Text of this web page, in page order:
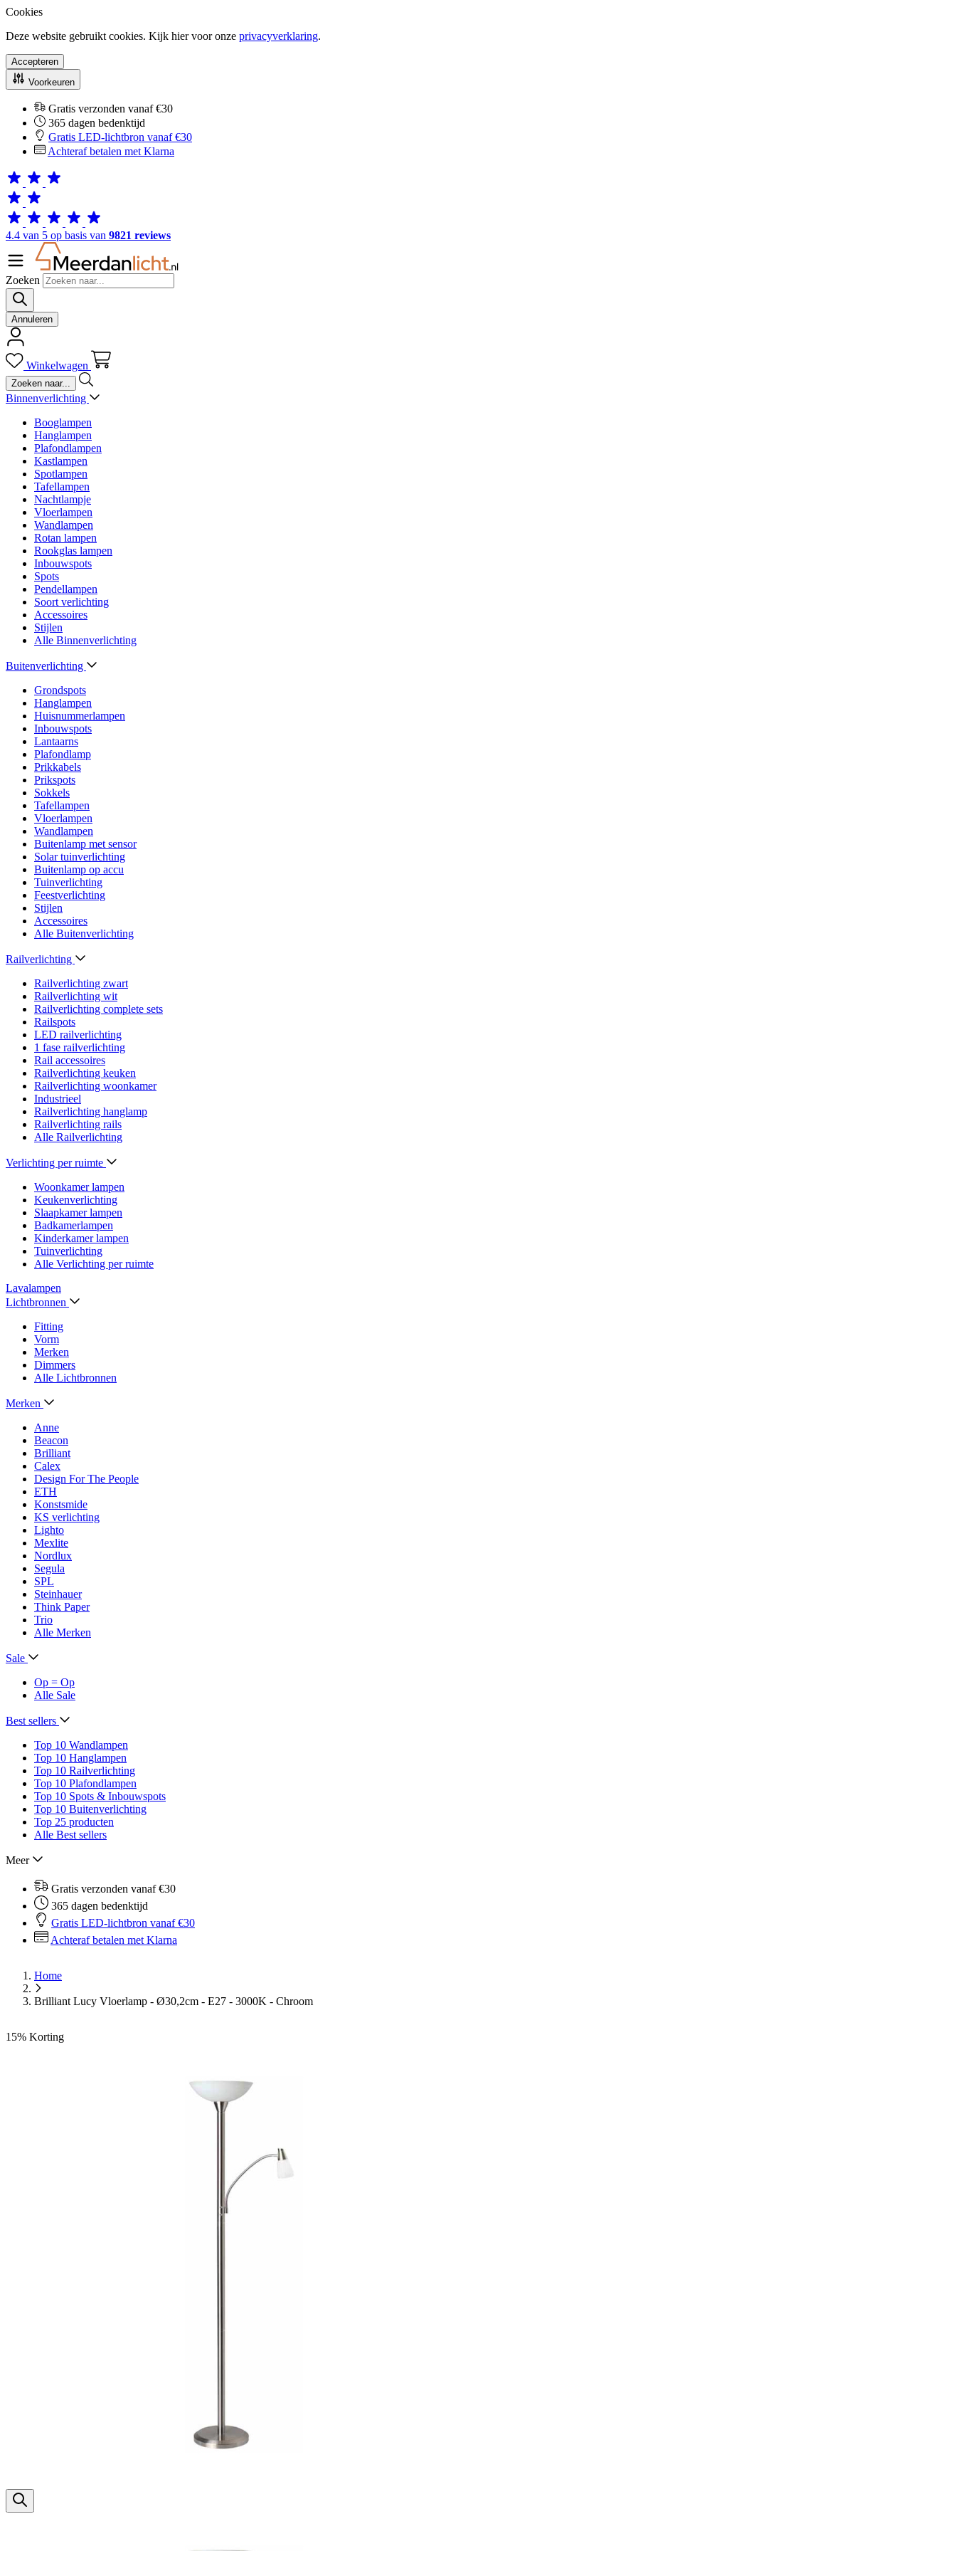
Cookies
Deze website gebruikt cookies. Kijk hier voor onze privacyverklaring.
Accepteren
Voorkeuren
Gratis verzonden vanaf €30
365 dagen bedenktijd
Gratis LED-lichtbron vanaf €30
Achteraf betalen met Klarna
4.4 van 5 op basis van 9821 reviews
Zoeken
Annuleren
Winkelwagen
Binnenverlichting
Booglampen
Hanglampen
Plafondlampen
Kastlampen
Spotlampen
Tafellampen
Nachtlampje
Vloerlampen
Wandlampen
Rotan lampen
Rookglas lampen
Inbouwspots
Spots
Pendellampen
Soort verlichting
Accessoires
Stijlen
Alle Binnenverlichting
Buitenverlichting
Grondspots
Hanglampen
Huisnummerlampen
Inbouwspots
Lantaarns
Plafondlamp
Prikkabels
Prikspots
Sokkels
Tafellampen
Vloerlampen
Wandlampen
Buitenlamp met sensor
Solar tuinverlichting
Buitenlamp op accu
Tuinverlichting
Feestverlichting
Stijlen
Accessoires
Alle Buitenverlichting
Railverlichting
Railverlichting zwart
Railverlichting wit
Railverlichting complete sets
Railspots
LED railverlichting
1 fase railverlichting
Rail accessoires
Railverlichting keuken
Railverlichting woonkamer
Industrieel
Railverlichting hanglamp
Railverlichting rails
Alle Railverlichting
Verlichting per ruimte
Woonkamer lampen
Keukenverlichting
Slaapkamer lampen
Badkamerlampen
Kinderkamer lampen
Tuinverlichting
Alle Verlichting per ruimte
Lavalampen
Lichtbronnen
Fitting
Vorm
Merken
Dimmers
Alle Lichtbronnen
Merken
Anne
Beacon
Brilliant
Calex
Design For The People
ETH
Konstsmide
KS verlichting
Lighto
Mexlite
Nordlux
Segula
SPL
Steinhauer
Think Paper
Trio
Alle Merken
Sale
Op = Op
Alle Sale
Best sellers
Top 10 Wandlampen
Top 10 Hanglampen
Top 10 Railverlichting
Top 10 Plafondlampen
Top 10 Spots & Inbouwspots
Top 10 Buitenverlichting
Top 25 producten
Alle Best sellers
Meer
Gratis verzonden vanaf €30
365 dagen bedenktijd
Gratis LED-lichtbron vanaf €30
Achteraf betalen met Klarna
Home
Brilliant Lucy Vloerlamp - Ø30,2cm - E27 - 3000K - Chroom
15% Korting